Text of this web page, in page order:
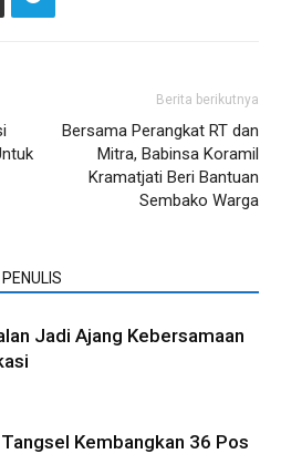
Berita berikutnya
Bersama Perangkat RT dan
Mitra, Babinsa Koramil
Kramatjati Beri Bantuan
Sembako Warga
Jadi Ajang Kebersamaan
Kembangkan 36 Pos